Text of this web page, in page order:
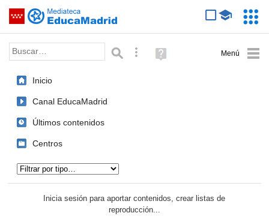
Saltar navegación
Palabra o frase: Búsqueda avanzada
Ayuda
(en
Inicio
Canal EducaMadrid
Últimos contenidos
Centros
Inicia sesión para aportar contenidos, crear listas de
reproducción...